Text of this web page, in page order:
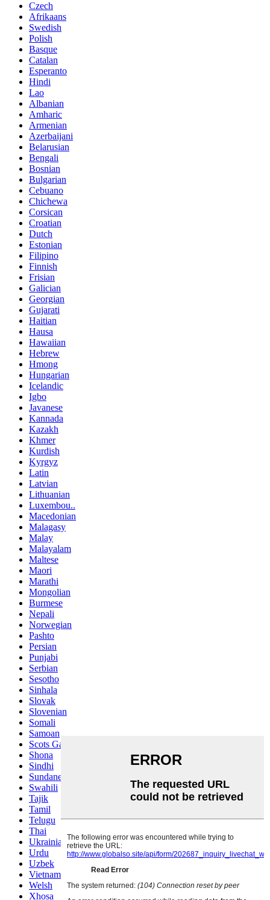
Czech
Afrikaans
Swedish
Polish
Basque
Catalan
Esperanto
Hindi
Lao
Albanian
Amharic
Armenian
Azerbaijani
Belarusian
Bengali
Bosnian
Bulgarian
Cebuano
Chichewa
Corsican
Croatian
Dutch
Estonian
Filipino
Finnish
Frisian
Galician
Georgian
Gujarati
Haitian
Hausa
Hawaiian
Hebrew
Hmong
Hungarian
Icelandic
Igbo
Javanese
Kannada
Kazakh
Khmer
Kurdish
Kyrgyz
Latin
Latvian
Lithuanian
Luxembou..
Macedonian
Malagasy
Malay
Malayalam
Maltese
Maori
Marathi
Mongolian
Burmese
Nepali
Norwegian
Pashto
Persian
Punjabi
Serbian
Sesotho
Sinhala
Slovak
Slovenian
Somali
Samoan
Scots Gaelic
Shona
Sindhi
Sundanese
Swahili
Tajik
Tamil
Telugu
Thai
Ukrainian
Urdu
Uzbek
Vietnamese
Welsh
Xhosa